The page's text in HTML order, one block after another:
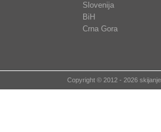
Slovenija
BiH
Crna Gora
Copyright © 2012 - 2026